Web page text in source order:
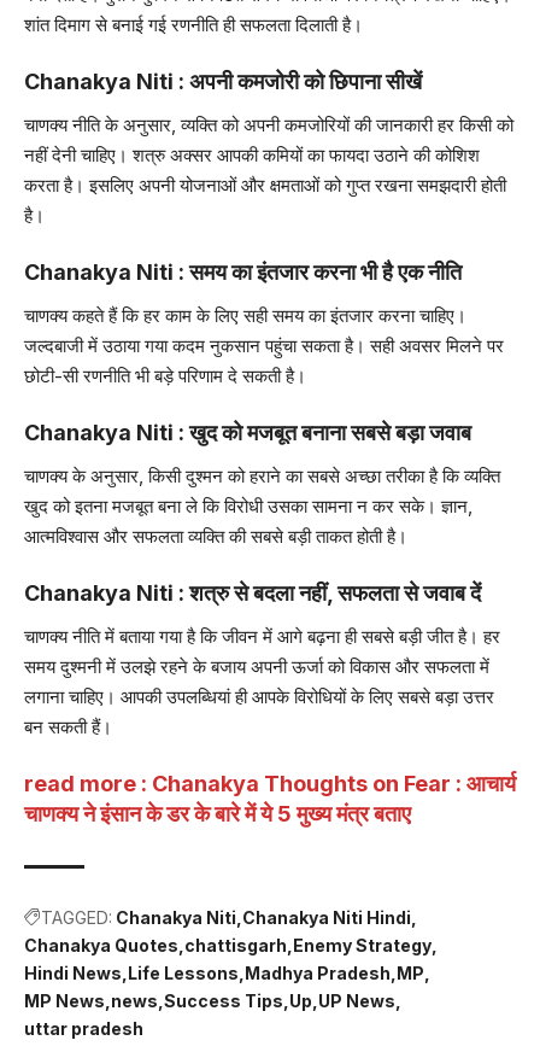
शांत दिमाग से बनाई गई रणनीति ही सफलता दिलाती है।
Chanakya Niti : अपनी कमजोरी को छिपाना सीखें
चाणक्य नीति के अनुसार, व्यक्ति को अपनी कमजोरियों की जानकारी हर किसी को
नहीं देनी चाहिए। शत्रु अक्सर आपकी कमियों का फायदा उठाने की कोशिश
करता है। इसलिए अपनी योजनाओं और क्षमताओं को गुप्त रखना समझदारी होती
है।
Chanakya Niti : समय का इंतजार करना भी है एक नीति
चाणक्य कहते हैं कि हर काम के लिए सही समय का इंतजार करना चाहिए।
जल्दबाजी में उठाया गया कदम नुकसान पहुंचा सकता है। सही अवसर मिलने पर
छोटी-सी रणनीति भी बड़े परिणाम दे सकती है।
Chanakya Niti : खुद को मजबूत बनाना सबसे बड़ा जवाब
चाणक्य के अनुसार, किसी दुश्मन को हराने का सबसे अच्छा तरीका है कि व्यक्ति
खुद को इतना मजबूत बना ले कि विरोधी उसका सामना न कर सके। ज्ञान,
आत्मविश्वास और सफलता व्यक्ति की सबसे बड़ी ताकत होती है।
Chanakya Niti : शत्रु से बदला नहीं, सफलता से जवाब दें
चाणक्य नीति में बताया गया है कि जीवन में आगे बढ़ना ही सबसे बड़ी जीत है। हर
समय दुश्मनी में उलझे रहने के बजाय अपनी ऊर्जा को विकास और सफलता में
लगाना चाहिए। आपकी उपलब्धियां ही आपके विरोधियों के लिए सबसे बड़ा उत्तर
बन सकती हैं।
read more : Chanakya Thoughts on Fear : आचार्य
चाणक्य ने इंसान के डर के बारे में ये 5 मुख्य मंत्र बताए
TAGGED: Chanakya Niti Chanakya Niti Hindi
Chanakya Quotes chattisgarh Enemy Strategy
Hindi News Life Lessons Madhya Pradesh MP
MP News news Success Tips Up UP News
uttar pradesh